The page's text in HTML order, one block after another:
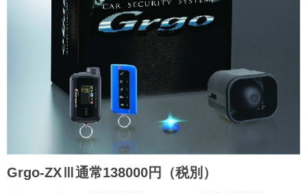
Grgo-ZXⅢ 通常138000円（税別）